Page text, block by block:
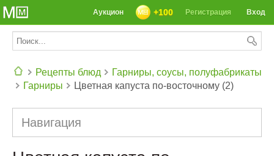
Вход
Регистрация
+100
Аукцион
Рецепты блюд
Гарниры, соусы, полуфабрикаты
Гарниры
Цветная капуста по-восточному (2)
Навигация